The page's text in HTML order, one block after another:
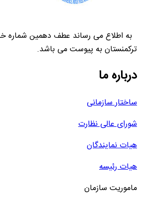
به اطلاع می رساند عطف دهمین شماره
ترکمنستان به پیوست می باشد.
درباره ما
ساختار سازمانی
شورای عالی نظارت
هیات نمایندگان
هیات رئیسه
ماموریت سازمان